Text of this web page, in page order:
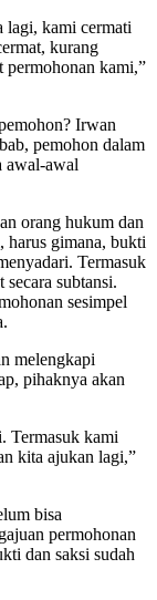
lagi, kami cermati
kurang
permohonan kami,”
Irwan
pemohon dalam
awal-awal
orang hukum dan
harus gimana, bukti
Termasuk
subtansi.
sesimpel
melengkapi
pihaknya akan
Termasuk kami
kita ajukan lagi,”
bisa
permohonan
dan saksi sudah